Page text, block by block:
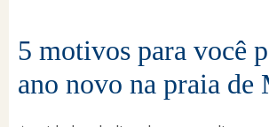
5 motivos para você
ano novo na praia de